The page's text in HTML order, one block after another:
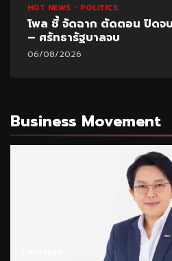
HOT NEWS POLITICS
โพล ชี้ จัดฉาก ตัดตอน ปิดจ
– ศรัทธารัฐบาลจบ
06/08/2026
Business Movement